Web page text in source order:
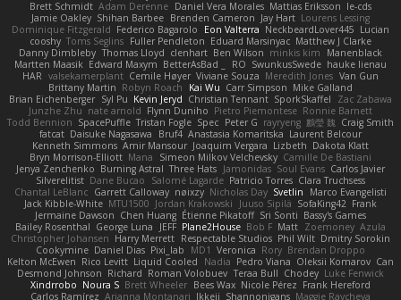
Brett Schmidt Adam Derenne Daniel Vera Morales Mattias Eriksson le-cds
Jamie Oakley Shihan Barbee Brenden Cameron Jay Hart Lourens Lessing
Dominique Fitzgerald Federico Bagarolo Eon Valterra NeckbeardLover445 Lucian
cooshy Toms Seglins Fuller Pendleton Eduard Marsinyac Matthew J Clarke
Danny Dimbleby Thomas Lloyd clenhart Ben Wilson minkis kim
Manenblack
Martten Maasik Edward Maxym BetterAsBad _ RO SwunkusSwede hauke lienau
HAR valsekamerplant Cemile Høyer Viviane Souza Meredith Jones Van Gun
Brittany Martin Robyn Roach Kai Wu Carr Simpson Mike Galland
Brian Eichenberger Syl Pu Kevin Jeryd Christian Tennant SporkSkaffel
Zac Zabawa
Junzhe Zhu nate arnold Flynn Duniho Pietro Piemontese Ronnie Barnett
Todd Bennion SpacePuffle Tristan Fogle Spec Peter G rayryeng 鸝瑩 魏 Craig Smith
fatcat Daisuke Nagasawa Bruf4 Anastasia Komaritska Laurent Belcour
Kenneth Simmons Amir Mansour Joaquim Vergara Lizbeth Dakota Klatt
Bryn Morrison-Elliott Mana Simeon Milkov Velchevsky Camille De Bastiani
Jenya Zenchenko Burning Astral Three Hats Jamonidas Soul Evans Carlos Javier
Silverelitist Dane Bucao Salomé Lagarde Patricio Torres Clara Truchsess
Chantal LeBlanc Garrett Calloway nøixzy Nicholas Day Svetlin
Marco Evangelisti
Jack Kibble-White MTU1500 Jordan Krakowski Juuso Sipilä SofaKing42 Frank
Jermaine Dawson Chen Huang Étienne Pikatoff Sri Sonti Bassy's Games
Bailey Rosenthal George Luna JEFF Plane2House Bob F Matt Zoemoney Azula
Christopher Johansen Harry Merrett Respectable Studios Phil Wilt Dmitry Sorokin
Cookymine Daniel Dias Pixi_lab MD1 Veronica Rory Brendan Droppo
Kelton McEwen Rico Levitt Liquid Cooled Nadia Pedro Viana Oleksii Komarov Can
Desmond Johnson Richard Roman Volobuev Teraa Bull Chodey Luke Fenwick
Xindrrobo Noura S Brett Wheeler Bees Wax Nicole Pérez Frank Hereford
Carlos Ramírez Arianna Montanari Ikkeii Shannonigans Maggie Raycheva